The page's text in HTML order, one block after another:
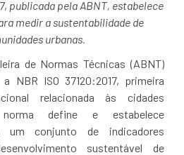
, publicada pela ABNT, estabelece
medir a sustentabilidade de
urbanas.
de Normas Técnicas (ABNT)
NBR ISO 37120:2017, primeira
relacionada às cidades
define e estabelece
um conjunto de indicadores
sustentável de